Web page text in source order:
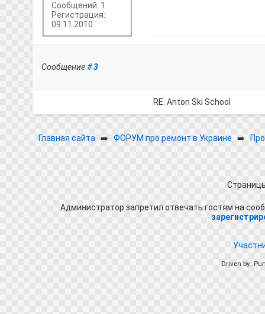
Сообщений: 1
Регистрация:
09.11.2010
Сообщение#3
RE: Anton Ski School
Главная сайта ➡️ФОРУМ про ремонт в Украине ➡️
Администратор запретил отвечать гостям на
Driven by: